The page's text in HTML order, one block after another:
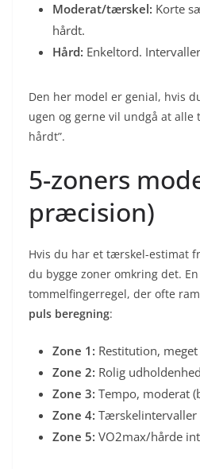
Moderat/tærskel: Korte
hårdt.
Hård: Enkeltord.
Den her model er genial, hvis
ugen og gerne vil undgå at alle
hårdt”.
5-zoners
præcision)
Hvis du har et tærskel-estimat
du bygge zoner omkring det.
tommelfingerregel, der ofte
puls beregning:
Zone 1: Restitution,
Zone 2: Rolig
Zone 3: Tempo, moderat
Zone 4: Tærskelintervaller
Zone 5: VO2max/hårde